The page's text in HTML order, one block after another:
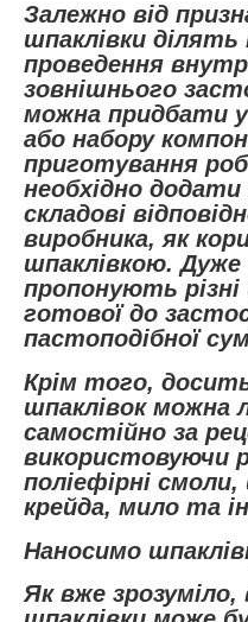
Залежно від
шпаклівки ділять
проведення
зовнішнього
можна придбати у
або набору
приготування
необхідно
складові
виробника, як
шпаклівкою.
пропонують різні
готової до
пастоподібної
Крім того,
шпаклівок можна
самостійно за
використовуючи
поліефірні
крейда, мило та
Наносимо
Як вже зрозуміло,